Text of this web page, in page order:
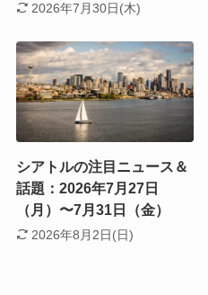
2026年7月30日(木)
シアトルの注目ニュース＆
話題：2026年7月27日
（月）〜7月31日（金）
2026年8月2日(日)